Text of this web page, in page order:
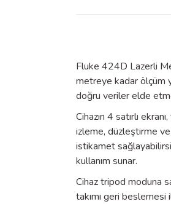
Fluke 424D Lazerli
metreye kadar ölçüm
doğru veriler elde
Cihazın 4 satırlı
izleme, düzleştirme ve
istikamet
kullanım sunar.
Cihaz tripod moduna
takımı geri beslemesi